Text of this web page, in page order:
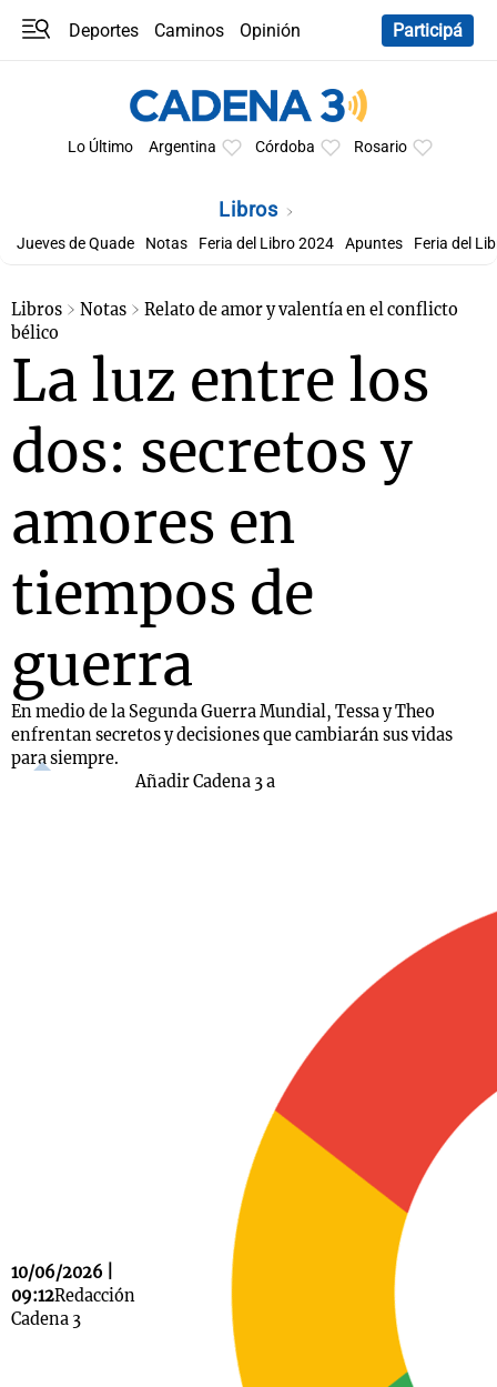
Deportes Caminos
Opinión
Participá
Lo Último Argentina Córdoba Rosario
Libros
Jueves de Quade Notas Feria del Libro 2024 Apuntes Feria del
Libros Notas
Relato de amor y valentía en el conflicto
bélico
La luz entre los
dos: secretos y
amores en
tiempos de
guerra
En medio de la Segunda Guerra Mundial, Tessa y Theo
enfrentan secretos y decisiones que cambiarán sus vidas
para siempre.
10/06/2026 |
09:12Redacción
Cadena 3
Añadir Cadena 3 a
La Sole en
Cadena 3